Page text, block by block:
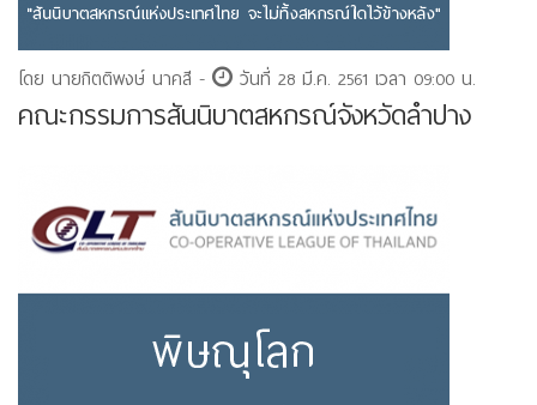
โดย นายกิตติพงษ์ นาคสี - วันที่ 28 มี.ค. 2561 เวลา 09:00 น.
คณะกรรมการสันนิบาตสหกรณ์จังหวัดลำปาง